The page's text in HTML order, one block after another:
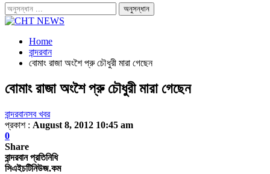
Home
বান্দরবান
বোমাং রাজা অংশৈ প্রু চৌধুরী মারা গেছেন
বোমাং রাজা অংশৈ প্রু চৌধুরী মারা গেছেন
বান্দরবানসব খবর
প্রকাশ : August 8, 2012 10:45 am
0
Share
বান্দরবান প্রতিনিধি
সিএইচটিনিউজ.কম